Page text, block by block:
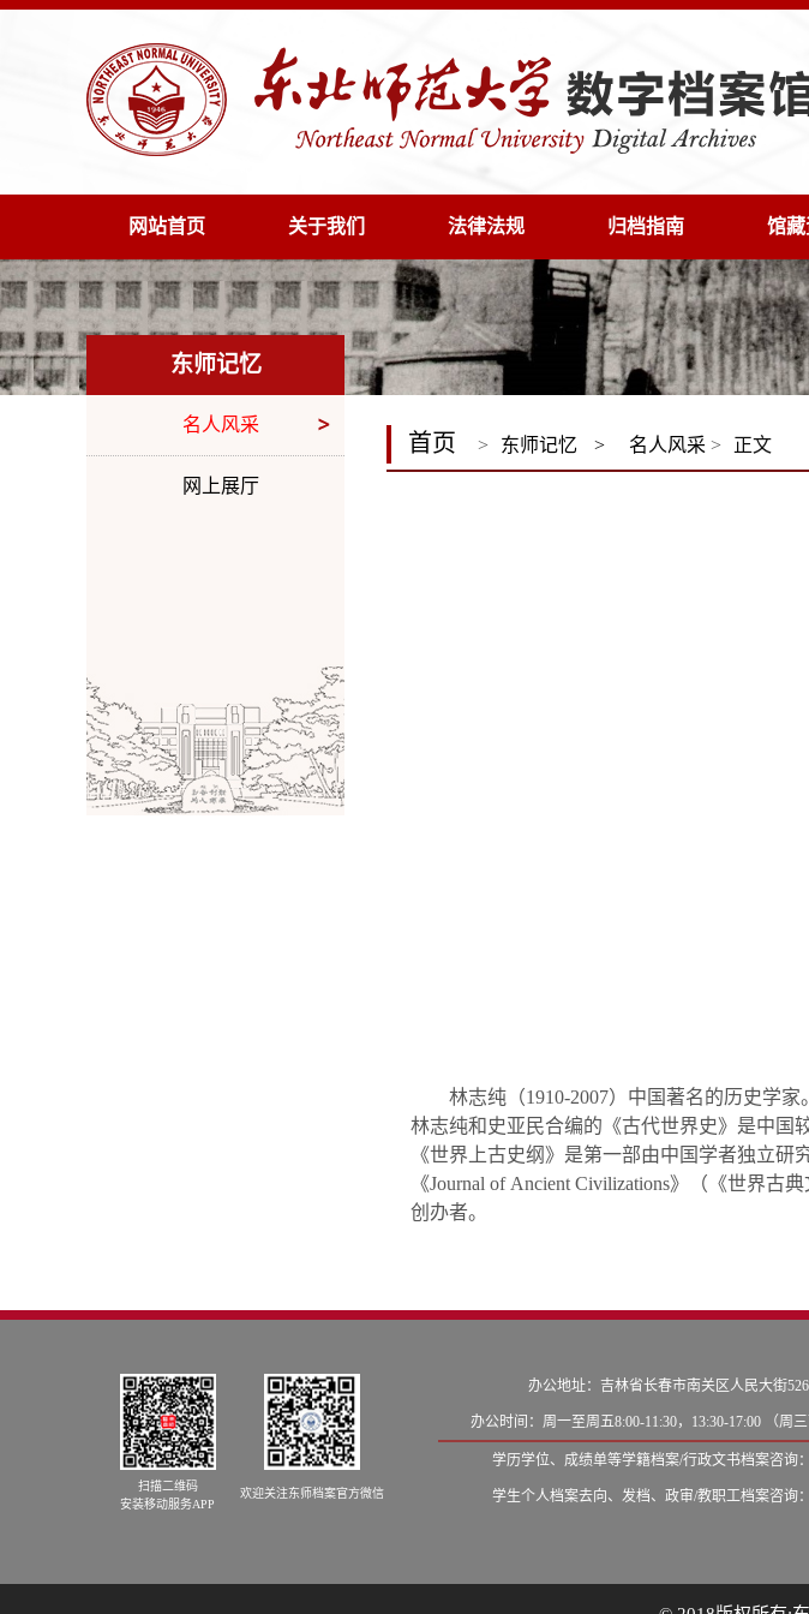
网站首页 关于我们 法律法规 归档指南 馆藏
东师记忆
名人风采
网上展厅
首页 > 东师记忆 > 名人风采 > 正文
林志纯（1910-2007） 中国著名的历史学家
林志纯和史亚民合编的《古代世界史》是中国
《世界上古史纲》是第一部由中国学者独立
《Journal of Ancient Civilizations》（《世界
创办者。
扫描二维码
安装移动服务APP
欢迎关注东师档案官方微信
办公地址：吉林省长春市南关区人民大街
办公时间：周一至周五8:00-11:30，13:30-17:00 （周
学历学位、成绩单等学籍档案/行政文书档案咨询
学生个人档案去向、发档、政审/教职工档案咨询